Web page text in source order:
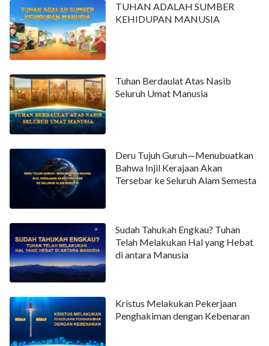
TUHAN ADALAH SUMBER
KEHIDUPAN MANUSIA
Tuhan Berdaulat Atas Nasib
Seluruh Umat Manusia
Deru Tujuh Guruh—Menubuatkan
Bahwa Injil Kerajaan Akan
Tersebar ke Seluruh Alam Semesta
Sudah Tahukah Engkau? Tuhan
Telah Melakukan Hal yang Hebat
di antara Manusia
Kristus Melakukan Pekerjaan
Penghakiman dengan Kebenaran